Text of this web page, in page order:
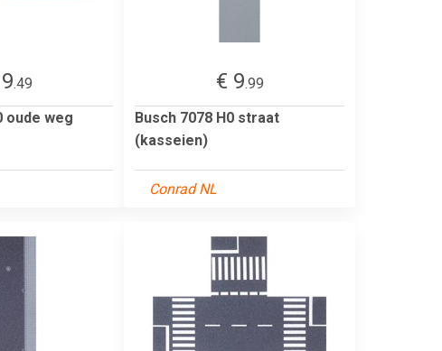
.49
oude weg
€ 9.99
Busch 7078 H0 straat
(kasseien)
Conrad NL